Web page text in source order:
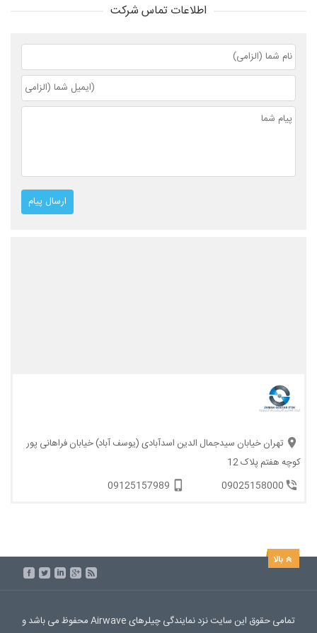
اطلاعات تماس شرکت
تهران خیابان سیدجمال الدین اسدآبادی (یوسف آباد) خیابان فراهانی پور
کوچه هفتم پلاک 12
09025158000
09125157989
تمامی حقوق این سایت نزد نمایندگی چیلرهای Airwave محفوظ می باشد و